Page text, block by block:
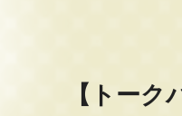
【トー